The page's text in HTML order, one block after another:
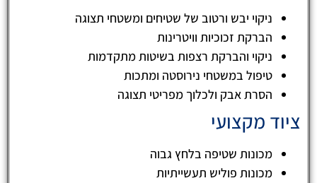
ניקוי יבש ורטוב של שטיחים ומשטחי תצוגה
הברקת זכוכיות וויטרינות
ניקוי והברקת רצפות בשיטות מתקדמות
טיפול במשטחי נירוסטה ומתכות
הסרת אבק ולכלוך מפריטי תצוגה
ציוד מקצועי
מכונות שטיפה בלחץ גבוה
מכונות פוליש תעשייתיות